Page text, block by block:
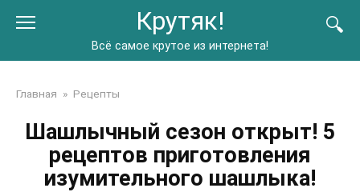
Крутяк!
Всё самое крутое из интернета!
Главная » Рецепты
Шашлычный сезон открыт! 5
рецептов приготовления
изумительного шашлыка!